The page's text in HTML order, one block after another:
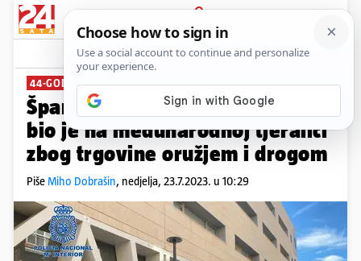
PRIJAVA
News Komentari
44-GODIŠNJI BJEGUNAC
Španjolci uhitili čovjeka iz BiH,
bio je na međunarodnoj tjeralici
zbog trgovine oružjem i drogom
PišeMiho Dobrašin, nedjelja, 23.7.2023. u 10:29